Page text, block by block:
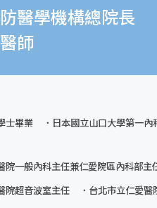
醫學機構總院長
師
士畢業 日本國立山口大學第一內
院一般內科主任兼仁愛院區內科部主
院超音波室主任
台北市立仁愛醫